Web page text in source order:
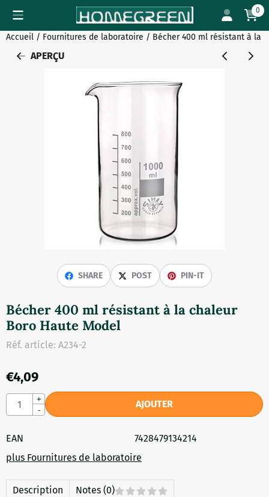
Préférences de cookies disponibles. Choisissez les 0
Accueil / Fournitures de laboratoire / Bécher 400 ml résistant à la
APERÇU
SHARE POST PIN-IT
Bécher 400 ml résistant à la chaleur
Boro Haute Model
Réf. article: A234-2
€4,09
Quantité
+
-
AJOUTER
EAN
7428479134214
plus Fournitures de laboratoire
Description Notes (0)